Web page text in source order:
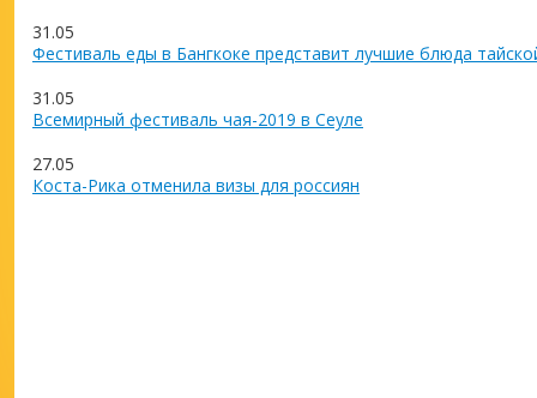
31.05
Фестиваль еды в Бангкоке представит лучшие блюда
31.05
Всемирный фестиваль чая-2019 в Сеуле
27.05
Коста-Рика отменила визы для россиян